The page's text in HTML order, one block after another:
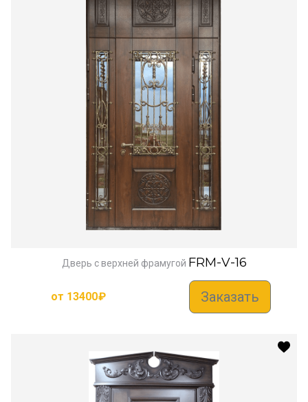
Дверь с верхней фрамугой FRM-V-16
от 13400₽ Заказать